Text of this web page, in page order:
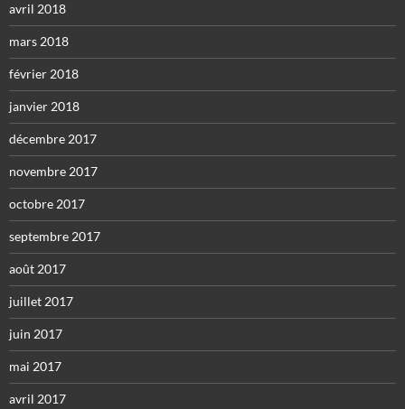
avril 2018
mars 2018
février 2018
janvier 2018
décembre 2017
novembre 2017
octobre 2017
septembre 2017
août 2017
juillet 2017
juin 2017
mai 2017
avril 2017